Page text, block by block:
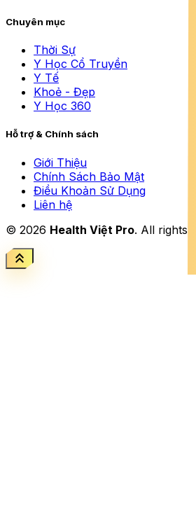
Chuyên mục
Thời Sự
Y Học Cổ Truyền
Y Tế
Khoẻ - Đẹp
Y Học 360
Hỗ trợ & Chính sách
Giới Thiệu
Chính Sách Bảo Mật
Điều Khoản Sử Dụng
Liên hệ
© 2026 Health Việt Pro. All rights
keyboard_double_arrow_up